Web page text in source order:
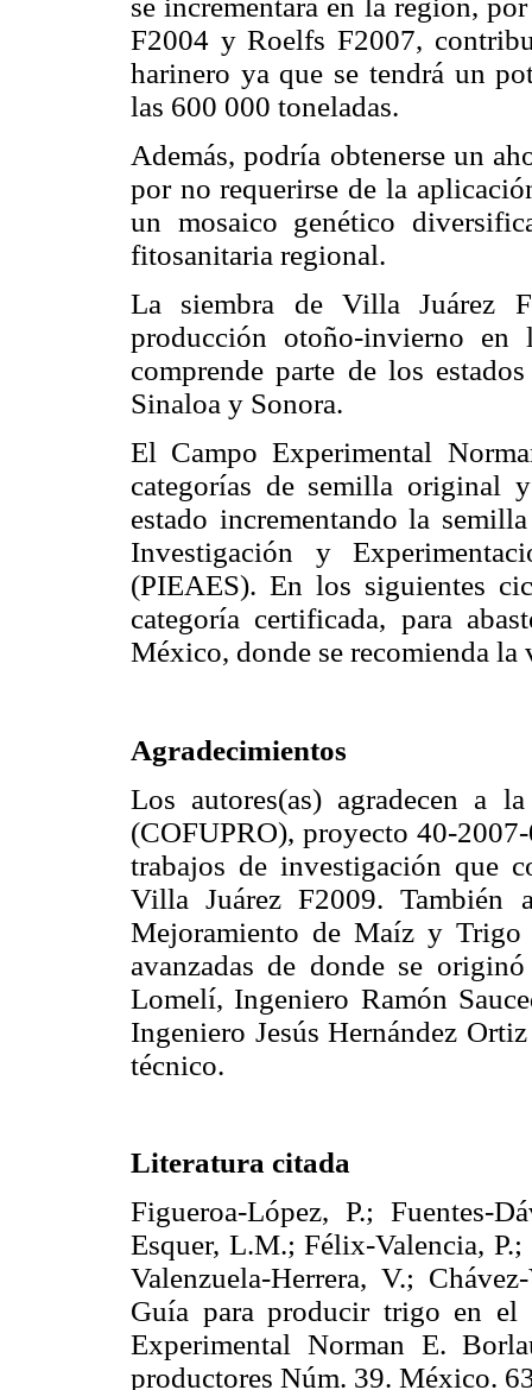
F2004 y Roelfs F2007,
harinero ya que se tendrá un
las 600 000 toneladas.
Además, podría obtenerse un
por no requerirse de la
un mosaico genético
fitosanitaria regional.
La siembra de Villa Juárez
producción otoño-invierno
comprende parte de los
Sinaloa y Sonora.
El Campo Experimental
categorías de semilla original
estado incrementando la
Investigación y
(PIEAES). En los siguientes
categoría certificada, para
México, donde se recomienda la
Agradecimientos
Los autores(as) agradecen a
(COFUPRO), proyecto 40-
trabajos de investigación que
Villa Juárez F2009. También
Mejoramiento de Maíz y
avanzadas de donde se
Lomelí, Ingeniero Ramón
Ingeniero Jesús Hernández
técnico.
Literatura citada
Figueroa-López, P.; Fuentes-
Esquer, L.M.; Félix-Valencia,
Valenzuela-Herrera, V.;
Guía para producir trigo en el
Experimental Norman E.
productores Núm. 39.